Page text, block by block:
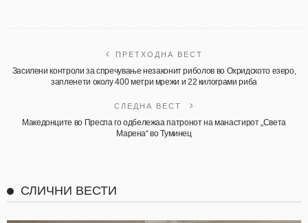
ПРЕТХОДНА ВЕСТ
Засилени контроли за спречување незаконит риболов во Охридското езеро,
запленети околу 400 метри мрежи и 22 килограми риба
СЛЕДНА ВЕСТ
Македонците во Преспа го одбележаа патронот на манастирот „Света
Марена“ во Туминец
СЛИЧНИ ВЕСТИ